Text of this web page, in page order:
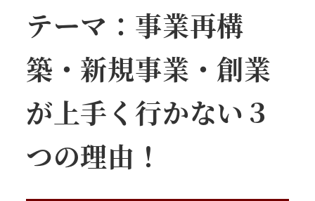
テーマ：事業再構
築・新規事業・創業
が上手く行かない３
つの理由！